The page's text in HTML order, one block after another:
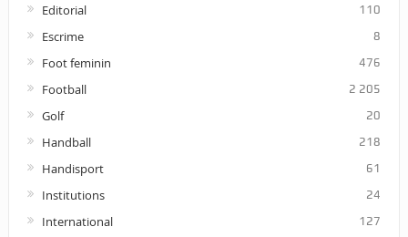
Editorial 110
Escrime 8
Foot feminin 476
Football 2 205
Golf 20
Handball 218
Handisport 61
Institutions 24
International 127